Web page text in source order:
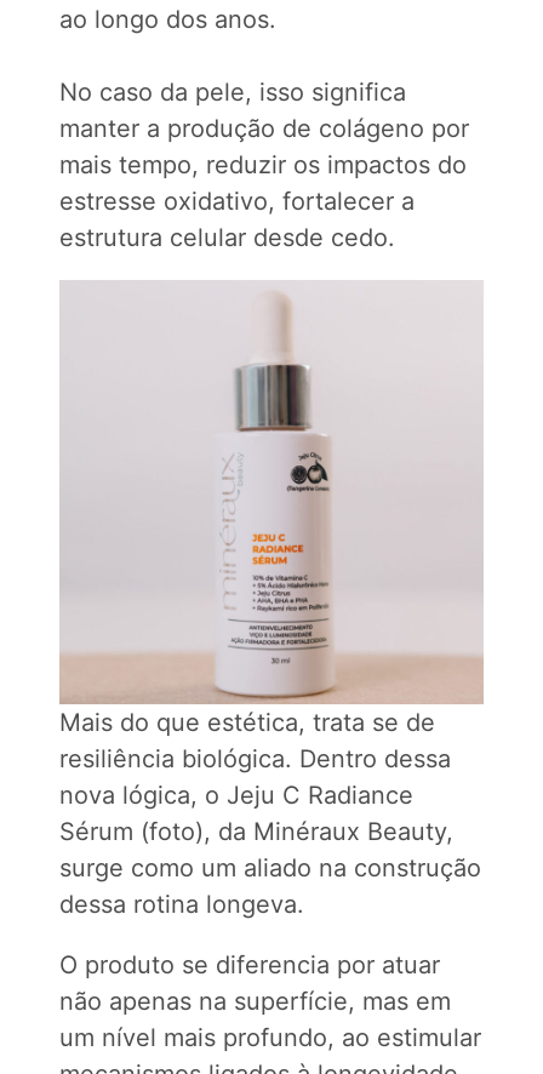
ao longo dos anos.
No caso da pele, isso significa
manter a produção de colágeno por
mais tempo, reduzir os impactos do
estresse oxidativo, fortalecer a
estrutura celular desde cedo.
Mais do que estética, trata se de
resiliência biológica. Dentro dessa
nova lógica, o Jeju C Radiance
Sérum (foto), da Minéraux Beauty,
surge como um aliado na construção
dessa rotina longeva.
O produto se diferencia por atuar
não apenas na superfície, mas em
um nível mais profundo, ao estimular